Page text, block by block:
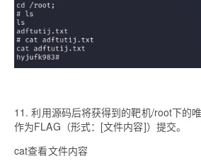
11. 利用源码后将获得到的靶机/root下的
作为FLAG（形式：[文件内容]）提交。
cat查看文件内容